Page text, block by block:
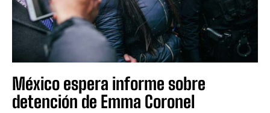
México espera informe sobre
detención de Emma Coronel